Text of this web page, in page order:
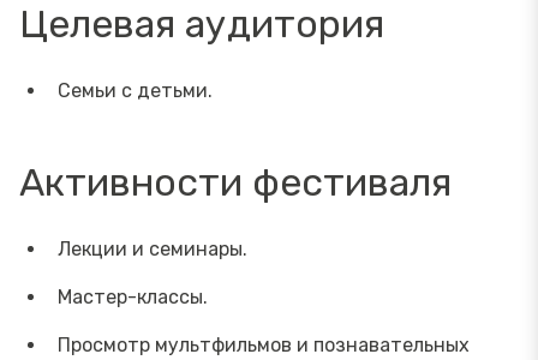
Целевая аудитория
Семьи с детьми.
Активности фестиваля
Лекции и семинары.
Мастер-классы.
Просмотр мультфильмов и познавательных